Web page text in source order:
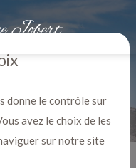
donne le contrôle sur
avez le choix de les
sur notre site